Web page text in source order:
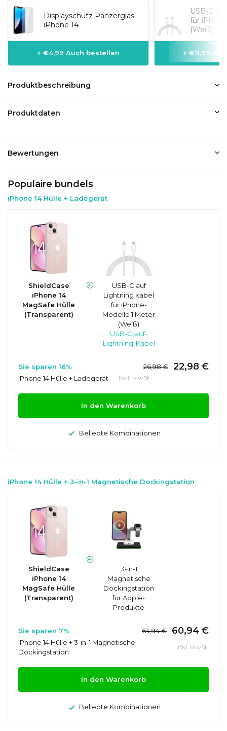
Displayschutz Panzerglas
iPhone 14
+ €4,99 Auch bestellen
USB-C
für
(Weiß)
+ €11,99
Produktbeschreibung
Produktdaten
Bewertungen
Populaire bundels
iPhone 14 Hülle + Ladegerät
ShieldCase
iPhone 14
MagSafe Hülle
(Transparent)
USB-C auf
Lightning kabel
für iPhone-
Modelle 1 Meter
(Weiß)
USB-C-auf-
Lightning-Kabel
Sie sparen 16% 26,98 € 22,98 €
iPhone 14 Hülle + Ladegerät Inkl. MwSt.
In den Warenkorb
Beliebte Kombinationen
iPhone 14 Hülle + 3-in-1 Magnetische Dockingstation
ShieldCase
iPhone 14
MagSafe Hülle
(Transparent)
3-in-1
Magnetische
Dockingstation
für Apple-
Produkte
Sie sparen 7% 64,94 € 60,94 €
iPhone 14 Hülle + 3-in-1 Magnetische
Dockingstation
Inkl. MwSt.
In den Warenkorb
Beliebte Kombinationen